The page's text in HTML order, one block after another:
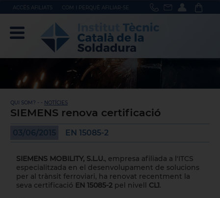
ACCÉS AFILIATS COM I PERQUÈ AFILIAR-SE
QUI SOM? - - NOTÍCIES
SIEMENS renova certificació
03/06/2015 EN 15085-2
SIEMENS MOBILITY, S.L.U., empresa afiliada a l'ITCS
especialitzada en el desenvolupament de solucions
per al trànsit ferroviari, ha renovat recentment la
seva certificació EN 15085-2pel nivell CL1.